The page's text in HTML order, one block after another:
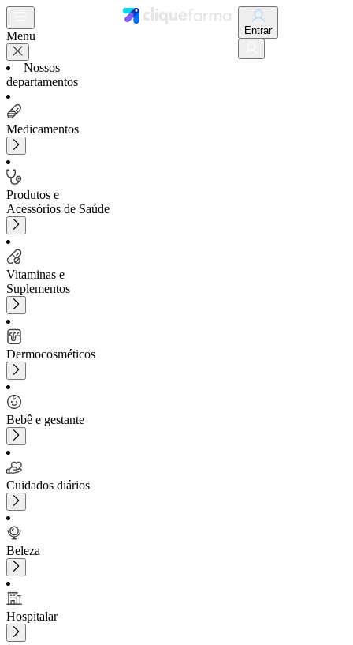
Menu
Nossos
departamentos
Medicamentos
Produtos e
Acessórios de Saúde
Vitaminas e
Suplementos
Dermocosméticos
Bebê e gestante
Cuidados diários
Beleza
Hospitalar
Entrar